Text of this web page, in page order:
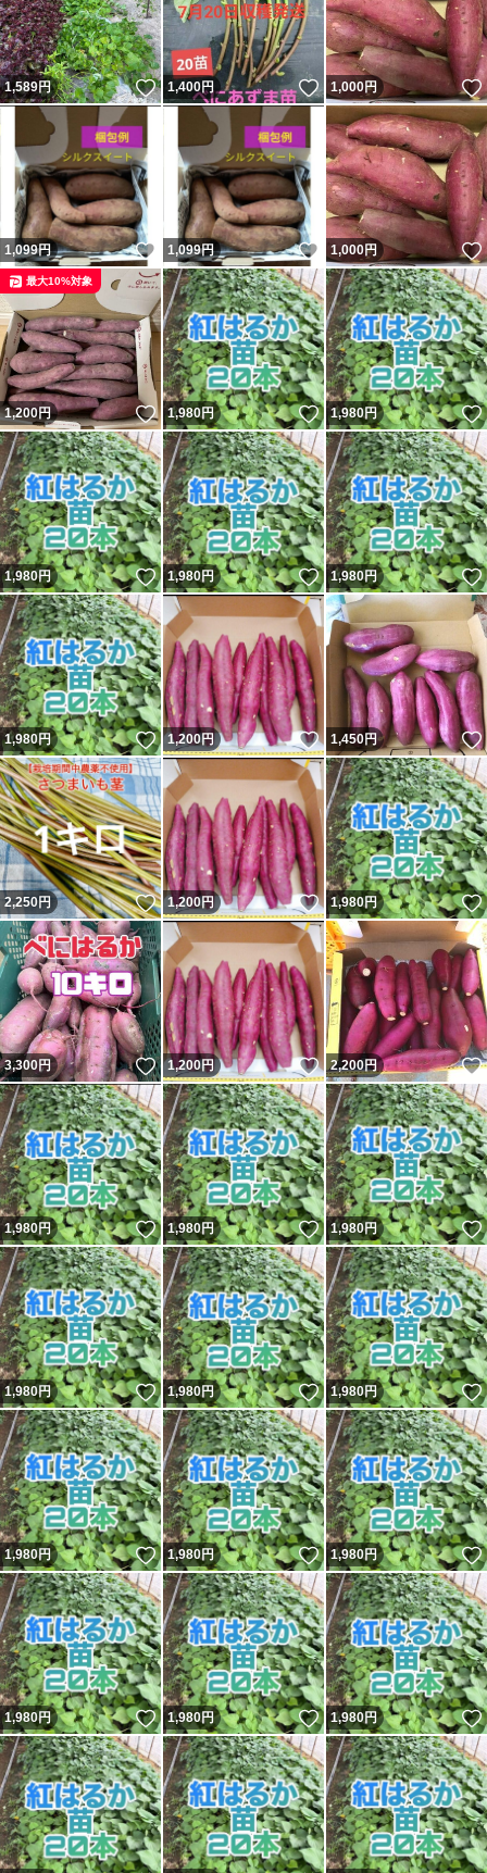
1,589円 いいね！
1,400円 いいね！
1,000円
1,099円 いいね！
1,099円 いいね！
1,000円
1,200円 いいね！
最大10%対象
1,980円 いいね！
1,980円
1,980円 いいね！
1,980円 いいね！
1,980円
1,980円 いいね！
1,200円 いいね！
1,450円
2,250円 いいね！
1,200円 いいね！
1,980円
3,300円 いいね！
1,200円 いいね！
2,200円
1,980円 いいね！
1,980円 いいね！
1,980円
1,980円 いいね！
1,980円 いいね！
1,980円
1,980円 いいね！
1,980円 いいね！
1,980円
1,980円 いいね！
1,980円 いいね！
1,980円